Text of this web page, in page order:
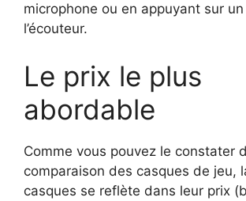
microphone ou en appuyant sur
l’écouteur.
Le prix le plus
abordable
Comme vous pouvez le constater
comparaison des casques de jeu,
casques se reflète dans leur prix